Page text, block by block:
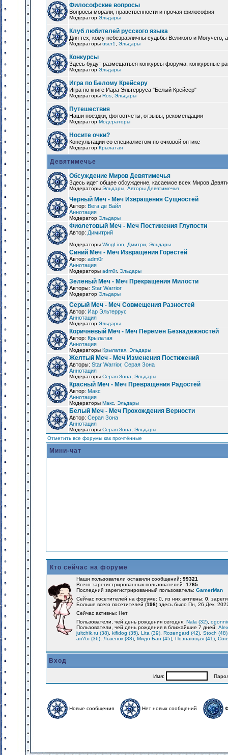
Философские вопросы
Вопросы морали, нравственности и прочая философия
Модератор Эльдары
Клуб любителей русского языка
Для тех, кому небезразличны судьбы Великого и Могучего,
Модераторы user1 Эльдары
Конкурсы
Здесь будут размещаться конкурсы форума, конкурсные
Модератор Эльдары
Игра по Белому Крейсеру
Игра по книге Иара Эльтерруса "Белый Крейсер"
Модераторы Ros Эльдары
Путешествия
Наши поездки, фотоотчеты, отзывы, рекомендации
Модератор Модераторы
Носите очки?
Консультации со специалистом по очковой оптике
Модератор Крылатая
Девятимечье
Обсуждение Миров Девятимечья
Здесь идет общее обсуждение, касаемое всех Миров
Модераторы Эльдары Авторы Девятимечья
Черный Меч - Меч Извращения Сущностей
Автор: Вега де Вайл
Аннотация
Модератор Эльдары
Фиолетовый Меч - Меч Постижения Глупости
Автор: Димитрий
Модераторы WingLion Дмитри Эльдары
Синий Меч - Меч Извращения Горестей
Автор: adm0r
Аннотация
Модераторы adm0r, Эльдары
Зеленый Меч - Меч Прекращения Милости
Авторы: Star Warrior
Модератор Эльдары
Серый Меч - Меч Совмещения Разностей
Автор: Иар Эльтеррус
Аннотация
Модератор Эльдары
Коричневый Меч - Меч Перемен Безнадежностей
Автор: Крылатая
Аннотация
Модераторы Крылатая Эльдары
Желтый Меч - Меч Изменения Постижений
Авторы: Star Warrior, Серая Зона
Аннотация
Модераторы Серая Зона Эльдары
Красный Меч - Меч Превращения Радостей
Автор: Макс
Аннотация
Модераторы Макс Эльдары
Белый Меч - Меч Прохождения Верности
Автор: Серая Зона
Аннотация
Модераторы Серая Зона
Эльдары
Отметить все форумы как прочтённые
Мини-чат
Кто сейчас на форуме
Наши пользователи оставили сообщений: 99321
Всего зарегистрированных пользователей: 1765
Последний зарегистрированный пользователь: GamerMan
Сейчас посетителей на форуме: 0, из них активны: 0 ,
Больше всего посетителей (196) здесь было Пн, 26 Дек,
Сейчас активны: Нет
Пользователи, чей день рождения сегодня: Nala (32)
Пользователи, чей день рождения в ближайшие 7 дней:
jultchik.ru (38) kifidog (35) Lita (39) Rozengard (42) Stoch (48)
ап'Ал (36)
Львенок (38) Мидо Бан (45) Познающая (41)
Вход
Имя:
Новые сообщения Нет новых сообщений